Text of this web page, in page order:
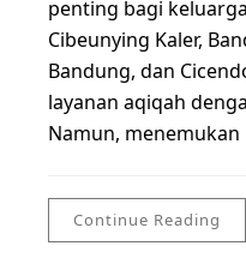
penting bagi
Cibeunying Kaler,
Bandung, dan
layanan aqiqah
Namun, menemukan
Continue Reading